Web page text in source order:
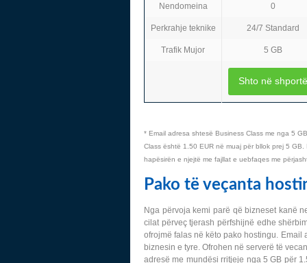
Nendomeina 0
Perkrahje teknike 24/7 Standard
Trafik Mujor 5 GB
Shto në shportë
* Email adresa shtesë Business Class me nga 5
Class është 1.50 EUR në muaj për bllok prej 5
hapësirën e njejtë me fajllat e uebfaqes me
Pako të veçanta
Nga përvoja kemi parë që bizneset kanë
cilat përveç tjerash përfshijnë edhe
ofrojmë falas në këto pako hostingu.
biznesin e tyre. Ofrohen në serverë të
adresë me mundësi rritjeje nga 5 GB për